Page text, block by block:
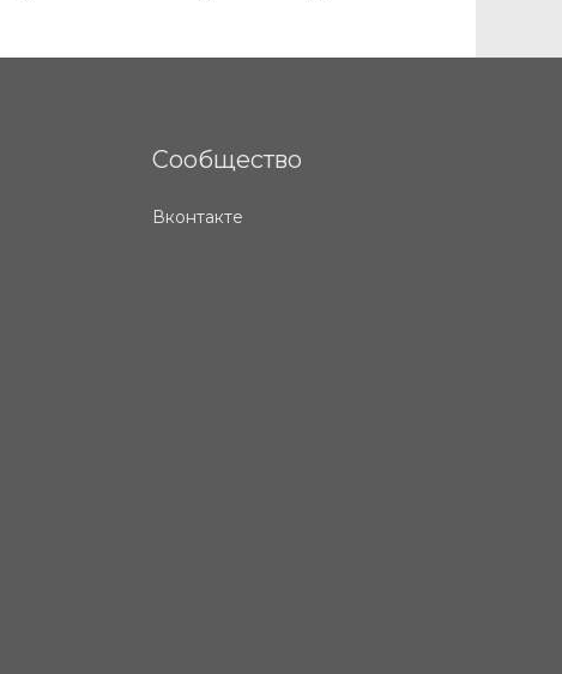
Сообщество
Вконтакте